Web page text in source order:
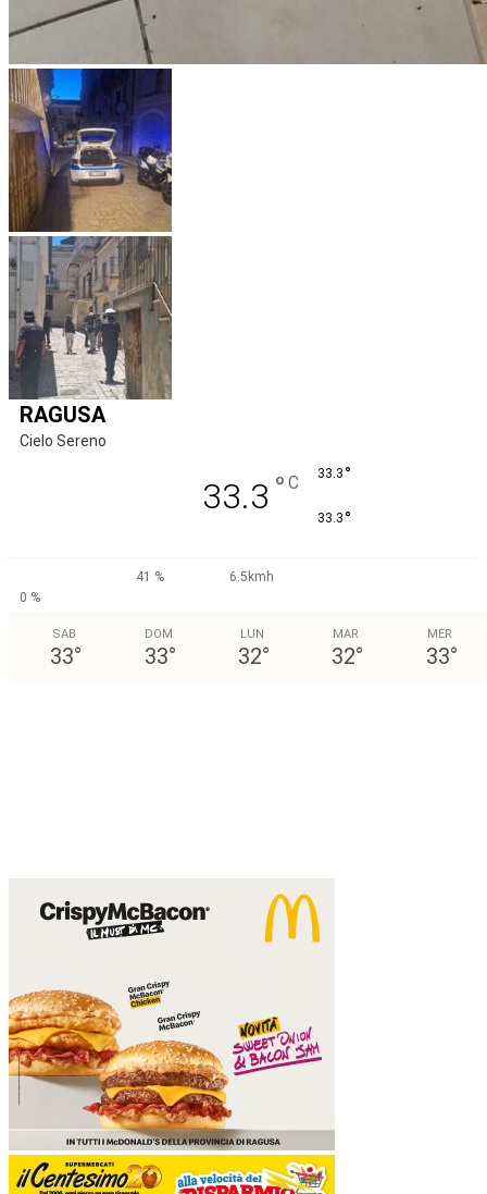
RAGUSA
Cielo Sereno
33.3 ° C 33.3 °
33.3 °
41 %
6.5kmh
0 %
SAB
33°
DOM
33°
LUN
32°
MAR
32°
MER
33°